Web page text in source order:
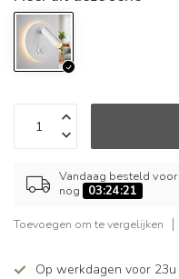
Vandaag besteld voor
nog
03:24:21
Toevoegen om te vergelijken
Op werkdagen voor